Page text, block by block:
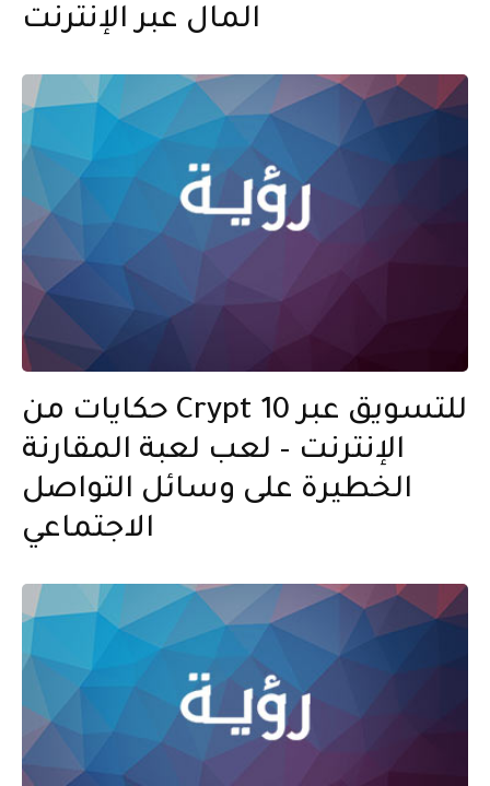
المال عبر الإنترنت
حكايات من Crypt 10 للتسويق عبر
الإنترنت – لعب لعبة المقارنة
الخطيرة على وسائل التواصل
الاجتماعي